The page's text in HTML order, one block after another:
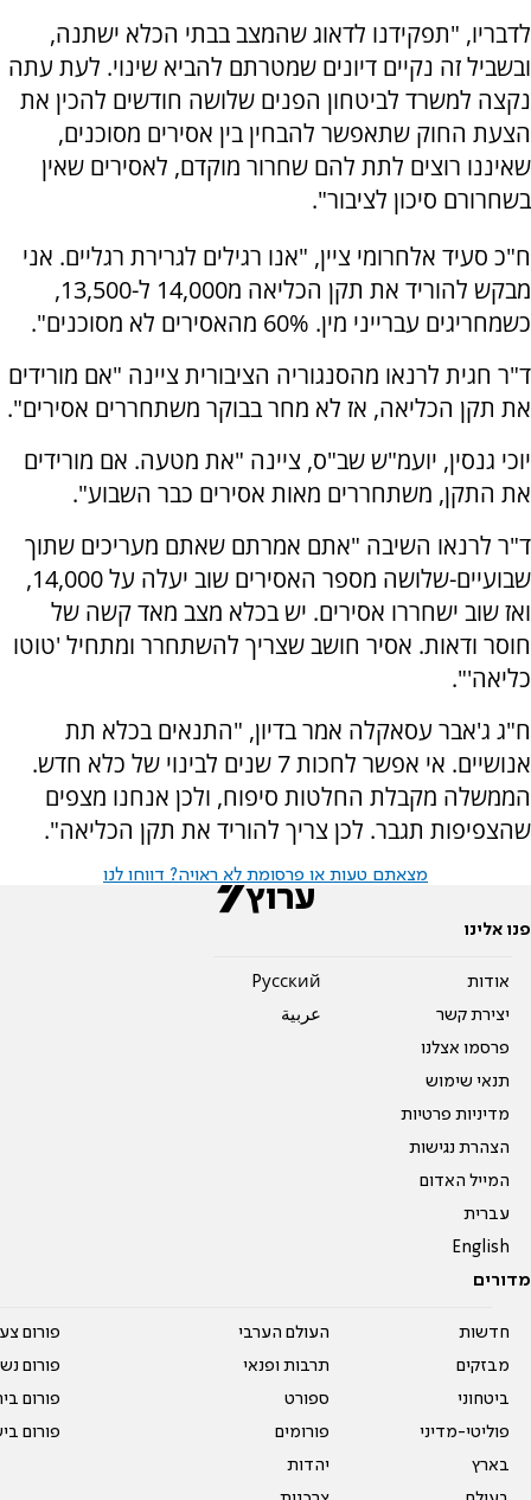
לדבריו, "תפקידנו לדאוג שהמצב בבתי הכלא ישתנה,
ובשביל זה נקיים דיונים שמטרתם להביא שינוי. לעת עתה
נקצה למשרד לביטחון הפנים שלושה חודשים להכין את
הצעת החוק שתאפשר להבחין בין אסירים מסוכנים,
שאיננו רוצים לתת להם שחרור מוקדם, לאסירים שאין
בשחרורם סיכון לציבור".
ח"כ סעיד אלחרומי ציין, "אנו רגילים לגרירת רגליים. אני
מבקש להוריד את תקן הכליאה מ14,000 ל-13,500,
כשמחריגים עברייני מין. 60% מהאסירים לא מסוכנים".
ד"ר חגית לרנאו מהסנגוריה הציבורית ציינה "אם מורידים
את תקן הכליאה, אז לא מחר בבוקר משתחררים אסירים".
יוכי גנסין, יועמ"ש שב"ס, ציינה "את מטעה. אם מורידים
את התקן, משתחררים מאות אסירים כבר השבוע".
ד"ר לרנאו השיבה "אתם אמרתם שאתם מעריכים שתוך
שבועיים-שלושה מספר האסירים שוב יעלה על 14,000,
ואז שוב ישחררו אסירים. יש בכלא מצב מאד קשה של
חוסר ודאות. אסיר חושב שצריך להשתחרר ומתחיל 'טוטו
כליאה'".
ח"ג ג'אבר עסאקלה אמר בדיון, "התנאים בכלא תת
אנושיים. אי אפשר לחכות 7 שנים לבינוי של כלא חדש.
הממשלה מקבלת החלטות סיפוח, ולכן אנחנו מצפים
שהצפיפות תגבר. לכן צריך להוריד את תקן הכליאה".
מצאתם טעות או פרסומת לא ראויה? דווחו לנו
פנו אלינו
אודות
יצירת קשר
פרסמו אצלנו
תנאי שימוש
מדיניות פרטיות
הצהרת נגישות
המייל האדום
עברית
English
Pусский
عربية
מדורים
חדשות
מבזקים
ביטחוני
פוליטי-מדיני
בארץ
העולם הערבי
תרבות ופנאי
ספורט
פורומים
יהדות
פורום
פורום
פורום
פורום